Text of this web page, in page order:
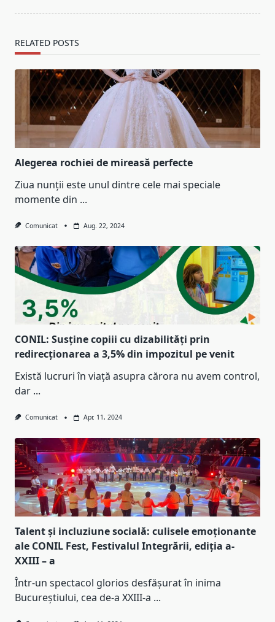
RELATED POSTS
Alegerea rochiei de mireasă perfecte
Ziua nunții este unul dintre cele mai speciale
momente din ...
Comunicat Aug. 22, 2024
CONIL: Susține copiii cu dizabilități prin
redirecționarea a 3,5% din impozitul pe venit
Există lucruri în viață asupra cărora nu avem control,
dar ...
Comunicat Apr. 11, 2024
Talent și incluziune socială: culisele emoționante
ale CONIL Fest, Festivalul Integrării, ediția a-
XXIII – a
Într-un spectacol glorios desfășurat în inima
Bucureștiului, cea de-a XXIII-a ...